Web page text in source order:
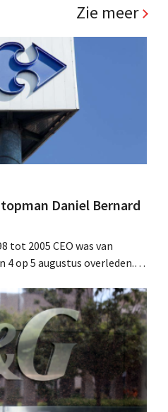
Zie meer
Daniel Bernard
tot 2005 CEO was van
4 op 5 augustus overleden.
met Promodès en nam
GB over.